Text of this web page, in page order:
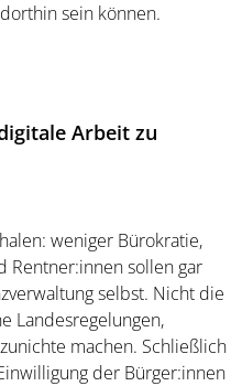
sein können.
Arbeit zu
weniger Bürokratie,
Rentner:innen sollen gar
selbst. Nicht die
Landesregelungen,
machen. Schließlich
der Bürger:innen